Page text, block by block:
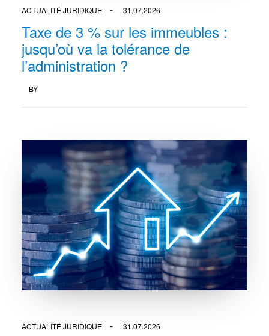
ACTUALITÉ JURIDIQUE 31.07.2026
Taxe de 3 % sur les immeubles :
jusqu’où va la tolérance de
l’administration ?
BY
ACTUALITÉ JURIDIQUE 31.07.2026